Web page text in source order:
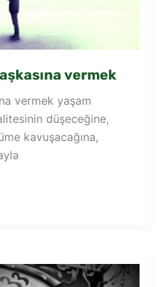
vermek
vermek yaşam
düşeceğine,
kavuşacağına,